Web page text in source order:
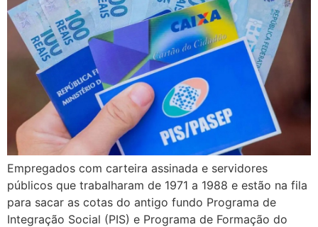
Empregados com carteira assinada e servidores
públicos que trabalharam de 1971 a 1988 e estão na fila
para sacar as cotas do antigo fundo Programa de
Integração Social (PIS) e Programa de Formação do